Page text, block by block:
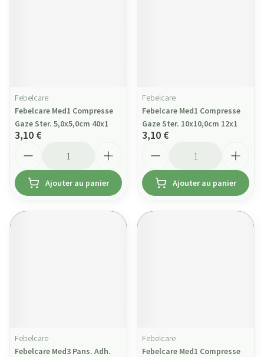
Febelcare
Febelcare Med1 Compresse
Gaze Ster. 5,0x5,0cm 40x1
3,10 €
Ajouter au panier
Febelcare
Febelcare Med1 Compresse
Gaze Ster. 10x10,0cm 12x1
3,10 €
Ajouter au panier
Febelcare
Febelcare Med3 Pans. Adh.
Febelcare
Febelcare Med1 Compresse